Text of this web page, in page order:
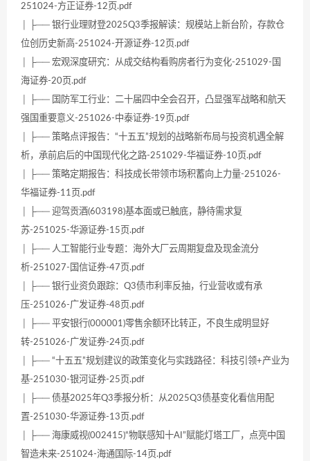
251024-方正证券-12页.pdf
│ ├── 银行业理财登2025Q3季报解读：规模站上新台阶，存款仓
位创历史新高-251024-开源证券-12页.pdf
│ ├── 宏观深度研究：从成交结构看购房者行为变化-251029-国
海证券-20页.pdf
│ ├── 国防军工行业：二十届四中全会召开，凸显强军战略和航天
强国重要意义-251026-中泰证券-19页.pdf
│ ├── 策略点评报告：“十五五”规划的战略新布局与投资机遇全解
析，承前启后的中国现代化之路-251029-华福证券-10页.pdf
│ ├── 策略定期报告：科技成长带领市场积蓄向上力量-251026-
华福证券-11页.pdf
│ ├── 迎驾贡酒(603198)基本面或已触底，静待需求复
苏-251025-华源证券-15页.pdf
│ ├── 人工智能行业专题：海外大厂云周期复盘及现金流分
析-251027-国信证券-47页.pdf
│ ├── 银行业资负跟踪：Q3债市利率反抽，行业营收或有承
压-251026-广发证券-48页.pdf
│ ├── 平安银行(000001)零售余额环比转正，不良生成明显好
转-251026-广发证券-24页.pdf
│ ├── “十五五”规划建议的政策变化与实践路径：科技引领+产业为
基-251030-银河证券-25页.pdf
│ ├── 债基2025年Q3季报分析：从2025Q3债基变化看信用配
置-251030-华源证券-13页.pdf
│ ├── 海康威视(002415)“物联感知十AI”赋能灯塔工厂，点亮中国
智造未来-251024-海通国际-14页.pdf